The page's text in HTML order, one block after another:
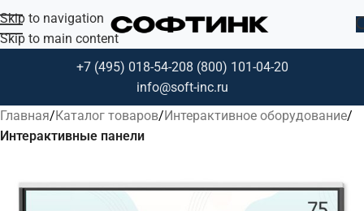
Skip to navigation
Skip to main content
+7 (495) 018-54-208 (800) 101-04-20
info@soft-inc.ru
Главная Каталог товаров Интерактивное оборудование
Интерактивные панели